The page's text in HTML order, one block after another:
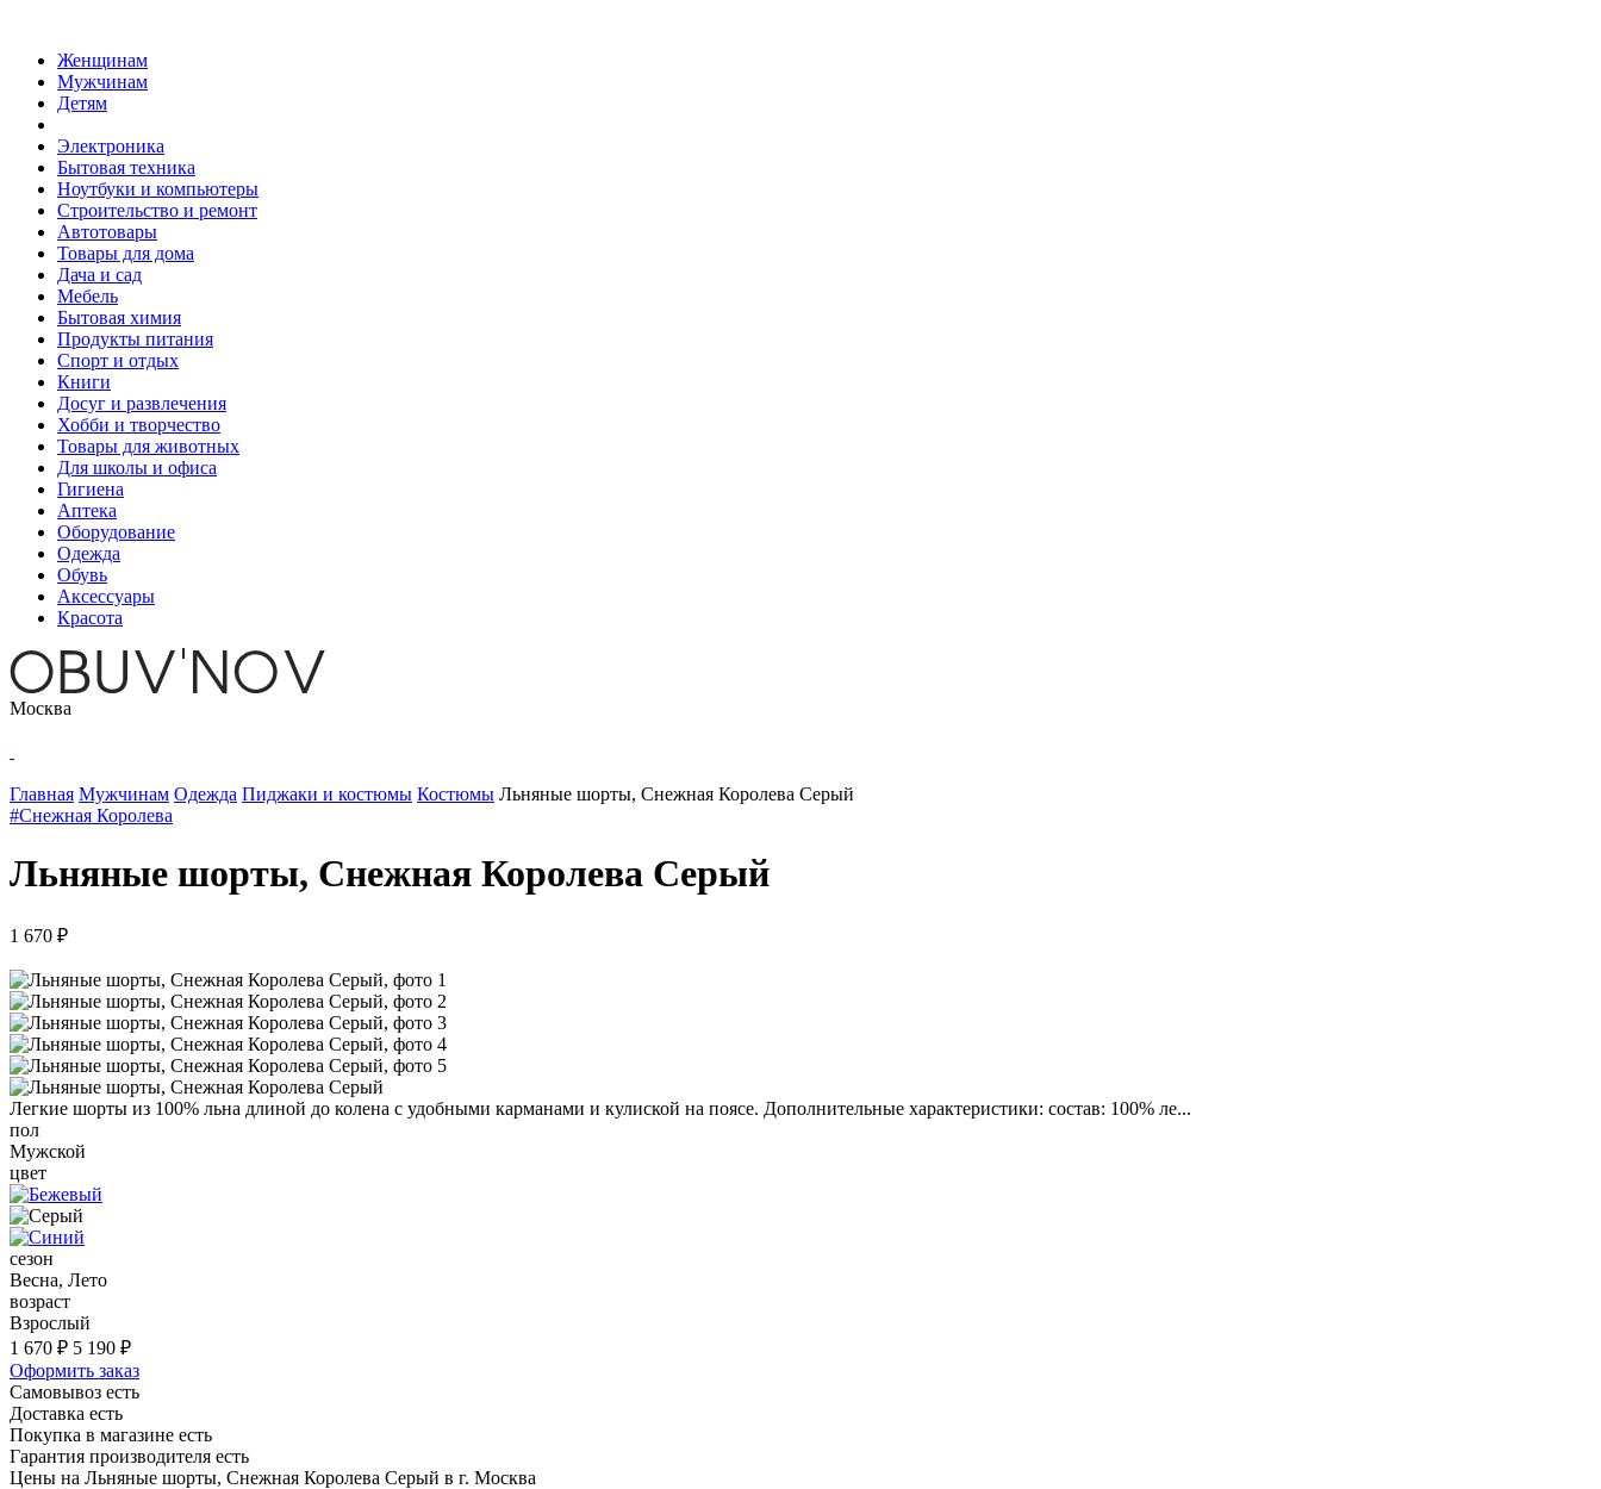
Женщинам
Мужчинам
Детям
Электроника
Бытовая техника
Ноутбуки и компьютеры
Строительство и ремонт
Автотовары
Товары для дома
Дача и сад
Мебель
Бытовая химия
Продукты питания
Спорт и отдых
Книги
Досуг и развлечения
Хобби и творчество
Товары для животных
Для школы и офиса
Гигиена
Аптека
Оборудование
Одежда
Обувь
Аксессуары
Красота
Москва
Главная Мужчинам Одежда Пиджаки и костюмы Костюмы Льняные шорты, Снежная Королева Серый
#Снежная Королева
Льняные шорты, Снежная Королева Серый
1 670 ₽
Легкие шорты из 100% льна длиной до колена с удобными карманами и кулиской на поясе. Дополнительные характеристики: состав: 100% ле...
пол
Мужской
цвет
сезон
Весна, Лето
возраст
Взрослый
1 670 ₽ 5 190 ₽
Оформить заказ
Самовывоз есть
Доставка есть
Покупка в магазине есть
Гарантия производителя есть
Цены на Льняные шорты, Снежная Королева Серый в г. Москва